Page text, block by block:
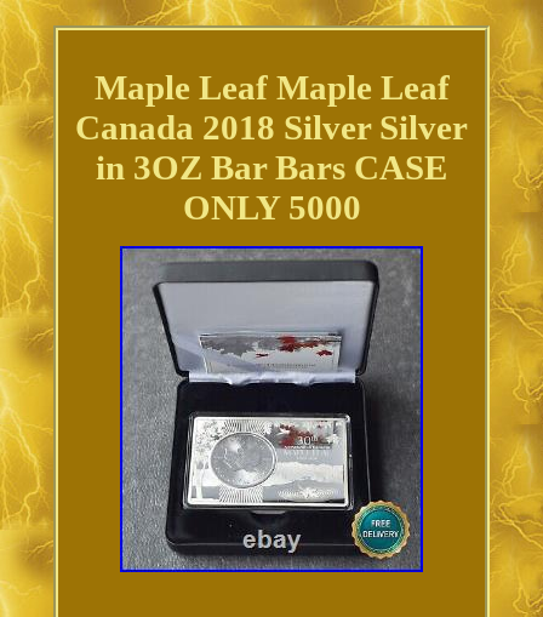
Maple Leaf Maple Leaf
Canada 2018 Silver Silver
in 3OZ Bar Bars CASE
ONLY 5000